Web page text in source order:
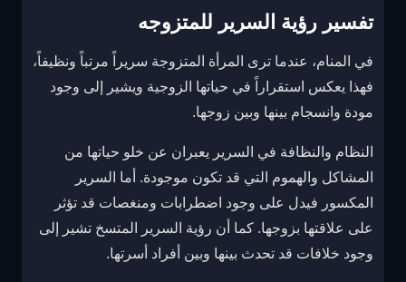
تفسير رؤية السرير للمتزوجه
في المنام، عندما ترى المرأة المتزوجة سريراً مرتباً ونظيفاً،
فهذا يعكس استقراراً في حياتها الزوجية ويشير إلى وجود
مودة وانسجام بينها وبين زوجها.
النظام والنظافة في السرير يعبران عن خلو حياتها من
المشاكل والهموم التي قد تكون موجودة. أما السرير
المكسور فيدل على وجود اضطرابات ومنغصات قد تؤثر
على علاقتها بزوجها. كما أن رؤية السرير المتسخ تشير إلى
وجود خلافات قد تحدث بينها وبين أفراد أسرتها.